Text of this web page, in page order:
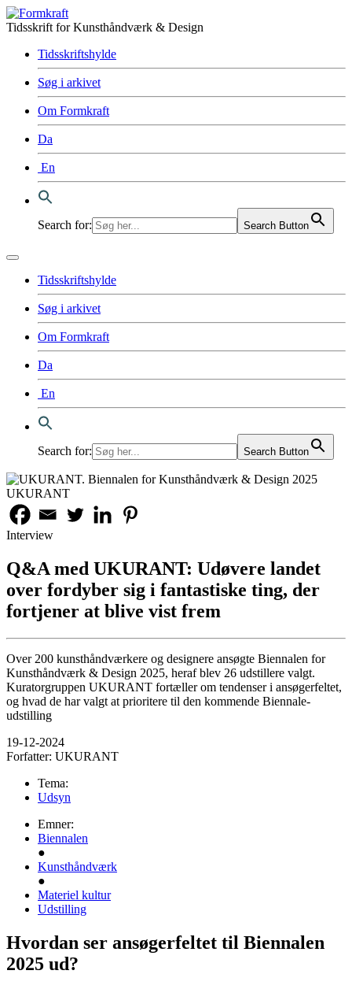
Tidsskrift for Kunsthåndværk & Design
Tidsskriftshylde
Søg i arkivet
Om Formkraft
Da
En
Search for: Search Button
Tidsskriftshylde
Søg i arkivet
Om Formkraft
Da
En
Search for: Search Button
UKURANT
Interview
Q&A med UKURANT: Udøvere landet
over fordyber sig i fantastiske ting, der
fortjener at blive vist frem
Over 200 kunsthåndværkere og designere ansøgte Biennalen for
Kunsthåndværk & Design 2025, heraf blev 26 udstillere valgt.
Kuratorgruppen UKURANT fortæller om tendenser i ansøgerfeltet,
og hvad de har valgt at prioritere til den kommende Biennale-
udstilling
19-12-2024
Forfatter: UKURANT
Tema:
Udsyn
Emner:
Biennalen
●
Kunsthåndværk
●
Materiel kultur
Udstilling
Hvordan ser ansøgerfeltet til Biennalen
2025 ud?